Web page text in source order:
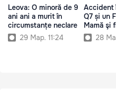
Leova: O minoră de 9
ani ani a murit în
circumstanțe neclare
29 Мар. 11:24
Accident
Q7 și un
Mamă şi
28